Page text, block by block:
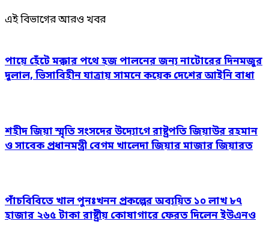
এই বিভাগের আরও খবর
পায়ে হেঁটে মক্কার পথে হজ পালনের জন্য নাটোরের দিনমজুর
দুলাল, ভিসাবিহীন যাত্রায় সামনে কয়েক দেশের আইনি বাধা
শহীদ জিয়া স্মৃতি সংসদের উদ্যোগে রাষ্ট্রপতি জিয়াউর রহমান
ও সাবেক প্রধানমন্ত্রী বেগম খালেদা জিয়ার মাজার জিয়ারত
পাঁচবিবিতে খাল পুনঃখনন প্রকল্পের অব্যয়িত ১০ লাখ ৮৭
হাজার ২৬৫ টাকা রাষ্ট্রীয় কোষাগারে ফেরত দিলেন ইউএনও